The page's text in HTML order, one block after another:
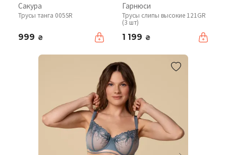
Сакура
Трусы танга 005SR
999 ₴
Гарнюси
Трусы слипы высокие 121GR
(3 шт)
1 199 ₴